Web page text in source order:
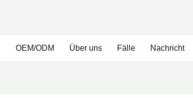
OEM/ODM Über uns Fälle Nachricht